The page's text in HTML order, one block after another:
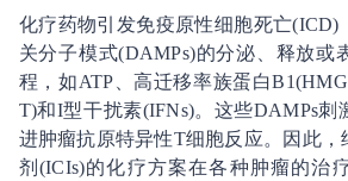
化疗药物引发免疫原性细胞死亡(ICD)
关分子模式(DAMPs)的分泌、释放或
程，如ATP、高迁移率族蛋白
T)和I型干扰素(IFNs)。这些DAMPs刺
进肿瘤抗原特异性T细胞反应。因此，
剂(ICIs)的化疗方案在各种肿瘤的治